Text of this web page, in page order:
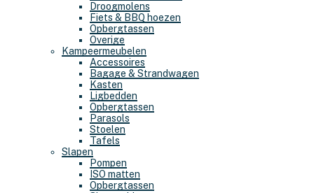
Droogmolens
Fiets & BBQ hoezen
Opbergtassen
Overige
Kampeermeubelen
Accessoires
Bagage & Strandwagen
Kasten
Ligbedden
Opbergtassen
Parasols
Stoelen
Tafels
Slapen
Pompen
ISO matten
Opbergtassen